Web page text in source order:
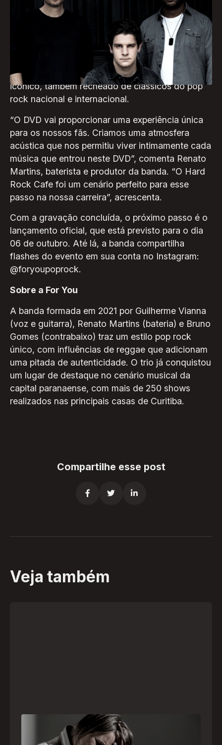
A banda curitibana For You, conhecida por sua
mistura única de estilos musicais que cativam o
público de todas as idades, alcançou um marco
significativo em sua carreira no último dia 4 de
setembro. O trio eternizou seu single “Enquanto
o Tempo Não Para” na gravação de um DVD
icônico, também recheado de clássicos do pop
rock nacional e internacional.
“O DVD vai proporcionar uma experiência única
para os nossos fãs. Criamos uma atmosfera
acústica que nos permitiu viver intimamente cada
música que entrou neste DVD”, comenta Renato
Martins, baterista e produtor da banda. “O Hard
Rock Cafe foi um cenário perfeito para esse
passo na nossa carreira”, acrescenta.
Com a gravação concluída, o próximo passo é o
lançamento oficial, que está previsto para o dia
06 de outubro. Até lá, a banda compartilha
flashes do evento em sua conta no Instagram:
@foryoupoprock.
Sobre a For You
A banda formada em 2021 por Guilherme Vianna
(voz e guitarra), Renato Martins (bateria) e Bruno
Gomes (contrabaixo) traz um estilo pop rock
único, com influências de reggae que adicionam
uma pitada de autenticidade. O trio já conquistou
um lugar de destaque no cenário musical da
capital paranaense, com mais de 250 shows
realizados nas principais casas de Curitiba.
Compartilhe esse post
  
Veja também
Crise psiquiátrica é urgência médica: saiba
como o SAMU atua nesses casos